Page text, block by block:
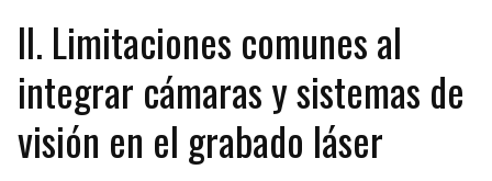
II. Limitaciones comunes al
integrar cámaras y sistemas de
visión en el grabado láser